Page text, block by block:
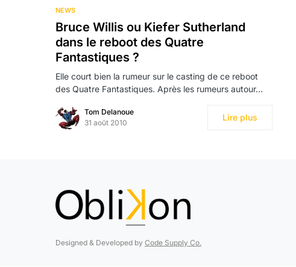
NEWS
Bruce Willis ou Kiefer Sutherland
dans le reboot des Quatre
Fantastiques ?
Elle court bien la rumeur sur le casting de ce reboot
des Quatre Fantastiques. Après les rumeurs autour…
Tom Delanoue
31 août 2010
Lire plus
Designed & Developed by Code Supply Co.